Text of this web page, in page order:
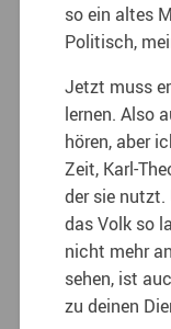
so ein altes
Politisch,
Jetzt muss
lernen. Also
hören, aber
Zeit, Karl-
der sie nutzt.
das Volk so
nicht mehr
sehen, ist
zu deinen